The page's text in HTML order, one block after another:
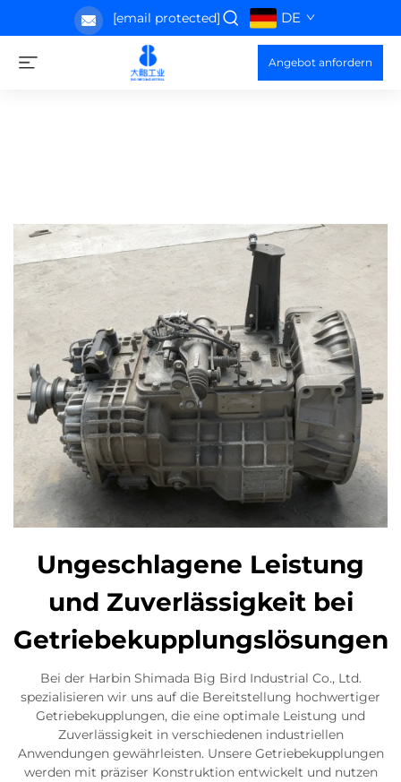
[email protected] DE
Angebot anfordern
Ungeschlagene Leistung
und Zuverlässigkeit bei
Getriebekupplungslösungen
Bei der Harbin Shimada Big Bird Industrial Co., Ltd.
spezialisieren wir uns auf die Bereitstellung hochwertiger
Getriebekupplungen, die eine optimale Leistung und
Zuverlässigkeit in verschiedenen industriellen
Anwendungen gewährleisten. Unsere Getriebekupplungen
werden mit präziser Konstruktion entwickelt und nutzen